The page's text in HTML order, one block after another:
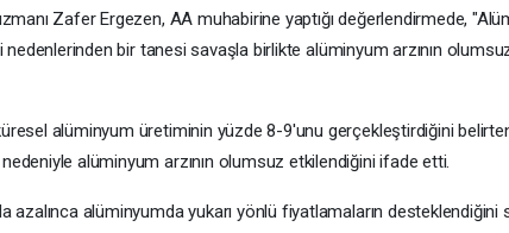
Zafer Ergezen, AA muhabirine yaptığı değerlendirmede,
bir tanesi savaşla birlikte alüminyum arzının
alüminyum üretiminin yüzde 8-9'unu gerçekleştirdiğini
nedeniyle alüminyum arzının olumsuz etkilendiğini ifade etti.
azalınca alüminyumda yukarı yönlü fiyatlamaların desteklendiğini